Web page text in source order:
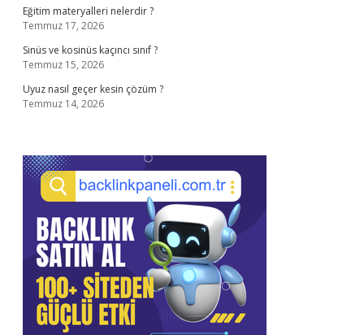
Eğitim materyalleri nelerdir ?
Temmuz 17, 2026
Sinüs ve kosinüs kaçıncı sınıf ?
Temmuz 15, 2026
Uyuz nasıl geçer kesin çözüm ?
Temmuz 14, 2026